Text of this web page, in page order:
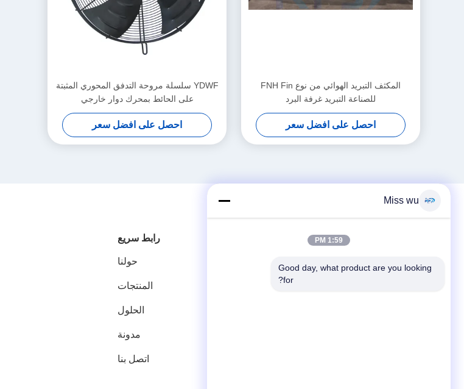
المكثف التبريد الهوائي من نوع FNH Fin
للصناعة التبريد غرفة البرد
احصل على افضل سعر
YDWF سلسلة مروحة التدفق المحوري المثبتة
على الحائط بمحرك دوار خارجي
احصل على افضل سعر
رابط سريع
حولنا
المنتجات
الحلول
مدونة
اتصل بنا
Miss wu
1:59 PM
Good day, what product are you looking
for?